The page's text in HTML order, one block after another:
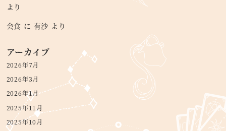
より
会食 に 有沙 より
アーカイブ
2026年7月
2026年3月
2026年1月
2025年11月
2025年10月